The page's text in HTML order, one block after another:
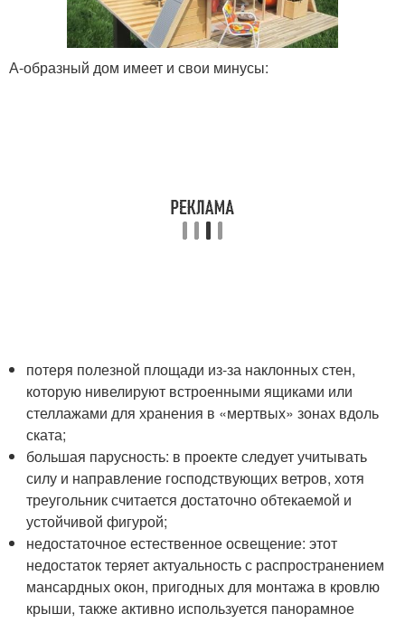
А-образный дом имеет и свои минусы:
потеря полезной площади из-за наклонных стен,
которую нивелируют встроенными ящиками или
стеллажами для хранения в «мертвых» зонах вдоль
ската;
большая парусность: в проекте следует учитывать
силу и направление господствующих ветров, хотя
треугольник считается достаточно обтекаемой и
устойчивой фигурой;
недостаточное естественное освещение: этот
недостаток теряет актуальность с распространением
мансардных окон, пригодных для монтажа в кровлю
крыши, также активно используется панорамное